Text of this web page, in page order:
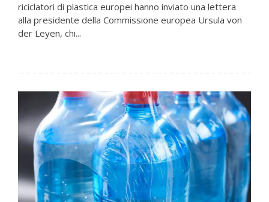
riciclatori di plastica europei hanno inviato una lettera
alla presidente della Commissione europea Ursula von
der Leyen, chi...